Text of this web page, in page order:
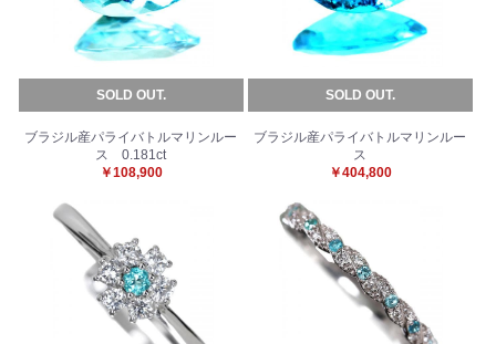
SOLD OUT.
ブラジル産パライバトルマリンルー
ス 0.181ct
￥108,900
SOLD OUT.
ブラジル産パライバトルマリンルー
ス
￥404,800
お買い物を続ける カートへ進む